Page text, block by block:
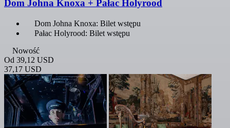
Dom Johna Knoxa + Pałac Holyrood
Dom Johna Knoxa: Bilet wstępu
Pałac Holyrood: Bilet wstępu
Nowość
Od 39,12 USD
37,17 USD